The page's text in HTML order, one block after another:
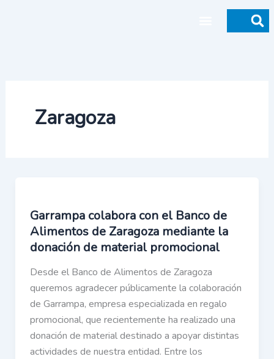
Zaragoza
Garrampa colabora con el Banco de
Alimentos de Zaragoza mediante la
donación de material promocional
Desde el Banco de Alimentos de Zaragoza
queremos agradecer públicamente la colaboración
de Garrampa, empresa especializada en regalo
promocional, que recientemente ha realizado una
donación de material destinado a apoyar distintas
actividades de nuestra entidad. Entre los